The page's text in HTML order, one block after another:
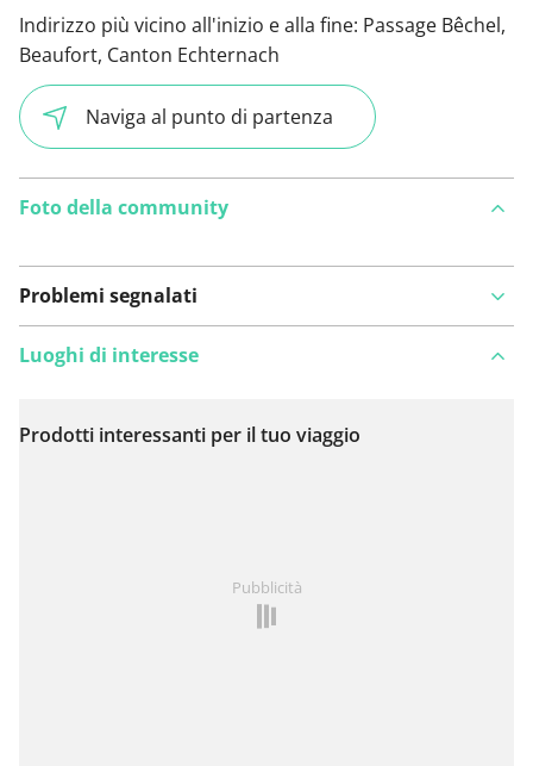
Indirizzo più vicino all'inizio e alla fine: Passage Bêchel,
Beaufort, Canton Echternach
Naviga al punto di partenza
Foto della community
Problemi segnalati
Visualizza sulla mappa
Luoghi di interesse
Prodotti interessanti per il tuo viaggio
Pubblicità